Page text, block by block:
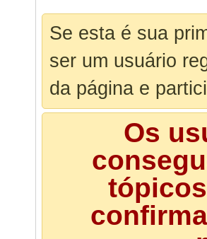
Se esta é sua
ser um usuário
da página e
Os